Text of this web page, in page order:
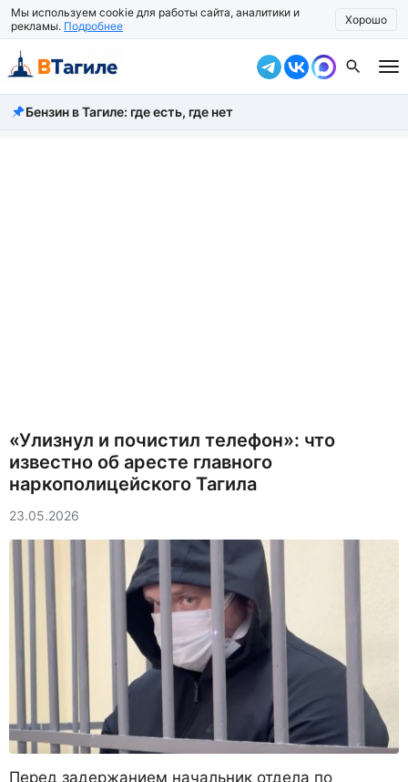
Мы используем cookie для работы сайта, аналитики и
рекламы. Подробнее Хорошо
Все новости
Бензин в Тагиле: где есть, где нет
«Улизнул и почистил телефон»: что
известно об аресте главного
наркополицейского Тагила
23.05.2026
Перед задержанием начальник отдела по